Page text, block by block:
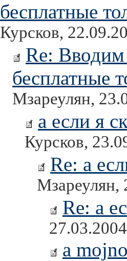
бесплатные
Курсков,
Re:
бесплатные
Мзареулян,
а если я
Курсков,
Re: а
Мзареулян,
Re: а
a